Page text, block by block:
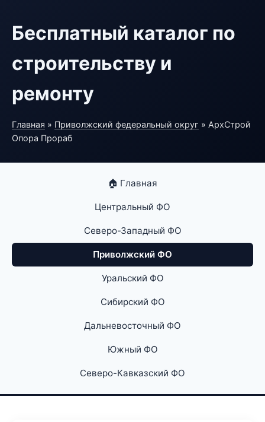
Бесплатный каталог по
строительству и
ремонту
Главная » Приволжский федеральный округ » АрхСтрой
Опора Прораб
🏠 Главная
Центральный ФО
Северо-Западный ФО
Приволжский ФО
Уральский ФО
Сибирский ФО
Дальневосточный ФО
Южный ФО
Северо-Кавказский ФО